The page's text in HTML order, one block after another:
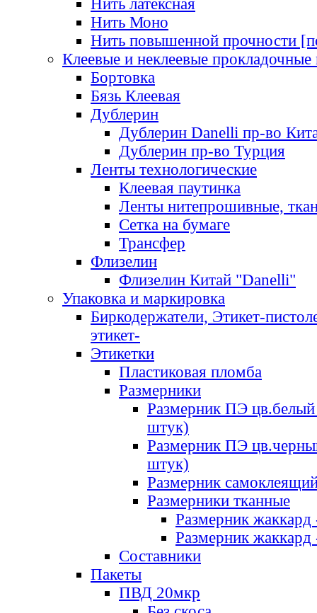
Нить латексная
Нить Моно
Нить повышенной прочности
Клеевые и неклеевые прокладочные
Бортовка
Бязь Клеевая
Дублерин
Дублерин Danelli пр-во
Дублерин пр-во Турция
Ленты технологические
Клеевая паутинка
Ленты нитепрошивные,
Сетка на бумаге
Трансфер
Флизелин
Флизелин Китай "Danelli"
Упаковка и маркировка
Биркодержатели, Этикет-
этикет-
Этикетки
Пластиковая пломба
Размерники
Размерник ПЭ цв.белый
штук)
Размерник ПЭ
штук)
Размерник
Размерники тканные
Размерник
Размерник
Составники
Пакеты
ПВД 20мкр